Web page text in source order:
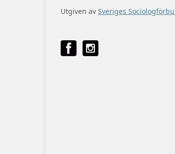
Utgiven av Sveriges